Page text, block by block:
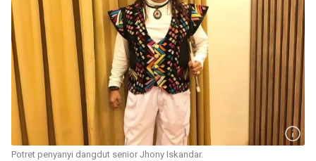
Potret penyanyi dangdut senior Jhony Iskandar.